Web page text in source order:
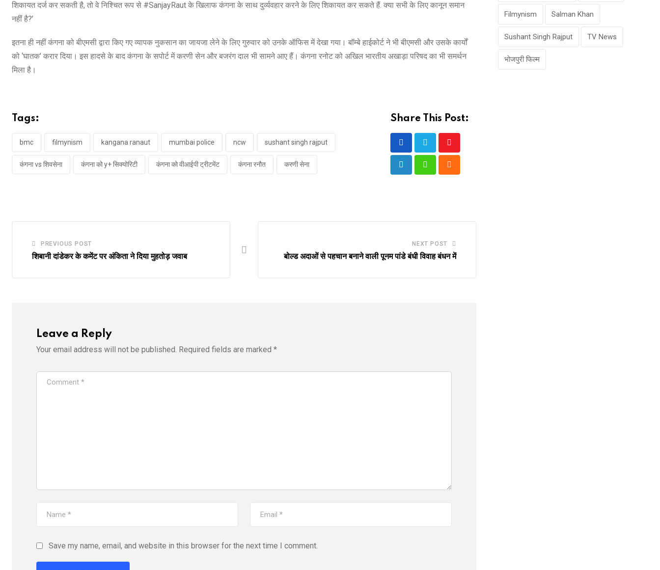
शिकायत दर्ज कर सकती है, तो वे निश्चित रूप से #SanjayRaut के खिलाफ कंगना के साथ दुर्व्यवहार करने के लिए शिकायत कर सकते हैं. क्या सभी के लिए कानून समान
नहीं है?’
इतना ही नहीं कंगना को बीएमसी द्वारा किए गए व्यापक नुकसान का जायजा लेने के लिए गुरुवार को उनके ऑफिस में देखा गया। बॉम्बे हाईकोर्ट ने भी बीएमसी और उसके कार्यों
को ‘घातक’ करार दिया। इस हादसे के बाद कंगना के सपोर्ट में करणी सेन और बजरंग दाल भी सामने आए हैं। कंगना रनोट को अखिल भारतीय अखाड़ा परिषद का भी समर्थन
मिला है।
Tags:
bmc filmynism kangana ranaut mumbai police ncw sushant singh rajput
कंगना vs शिवसेना कंगना को y+ स‍िक्‍योरिटी कंगना को वीआईपी ट्रीटमेंट कंगना रनौत करणी सेना
Share This Post:
Youtube
LinkedIn WhatsappCloud
PREVIOUS POST
शिबानी दांडेकर के कमेंट पर अंकिता ने दिया मुहतोड़ जवाब
NEXT POST
बोल्ड अदाओं से पहचान बनाने वाली पूनम पांडे बंधी विवाह बंधन में
Leave a Reply
Your email address will not be published. Required fields are marked *
Save my name, email, and website in this browser for the next time I comment.
Filmynism Salman Khan
Sushant Singh Rajput TV News
भोजपुरी फिल्म